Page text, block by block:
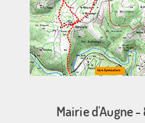
Mairie d'Augne -